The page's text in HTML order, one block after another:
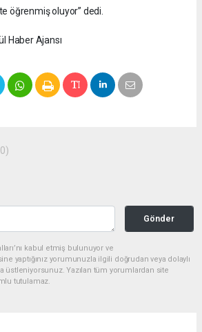
öğrenmiş oluyor” dedi.
Haber Ajansı
Gönder
kabul etmiş bulunuyor ve
yaptığınız yorumunuzla ilgili doğrudan veya dolaylı
üstleniyorsunuz. Yazılan tüm yorumlardan site
tutulamaz.